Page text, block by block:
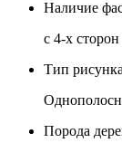
Наличие
с 4-х сторон
Тип рисунка
Порода